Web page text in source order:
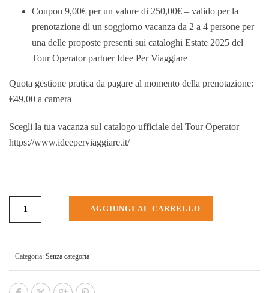
Coupon 9,00€ per un valore di 250,00€ – valido per la
prenotazione di un soggiorno vacanza da 2 a 4 persone per
una delle proposte presenti sui cataloghi Estate 2025 del
Tour Operator partner Idee Per Viaggiare
Quota gestione pratica da pagare al momento della prenotazione:
€49,00 a camera
Scegli la tua vacanza sul catalogo ufficiale del Tour Operator
https://www.ideeperviaggiare.it/
AGGIUNGI AL CARRELLO
Categoria: Senza categoria